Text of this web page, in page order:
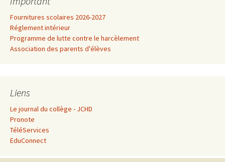
Fournitures scolaires 2026-2027
Réglement intérieur
Programme de lutte contre le harcèlement
Association des parents d'élèves
Liens
Le journal du collège - JCHD
Pronote
TéléServices
EduConnect